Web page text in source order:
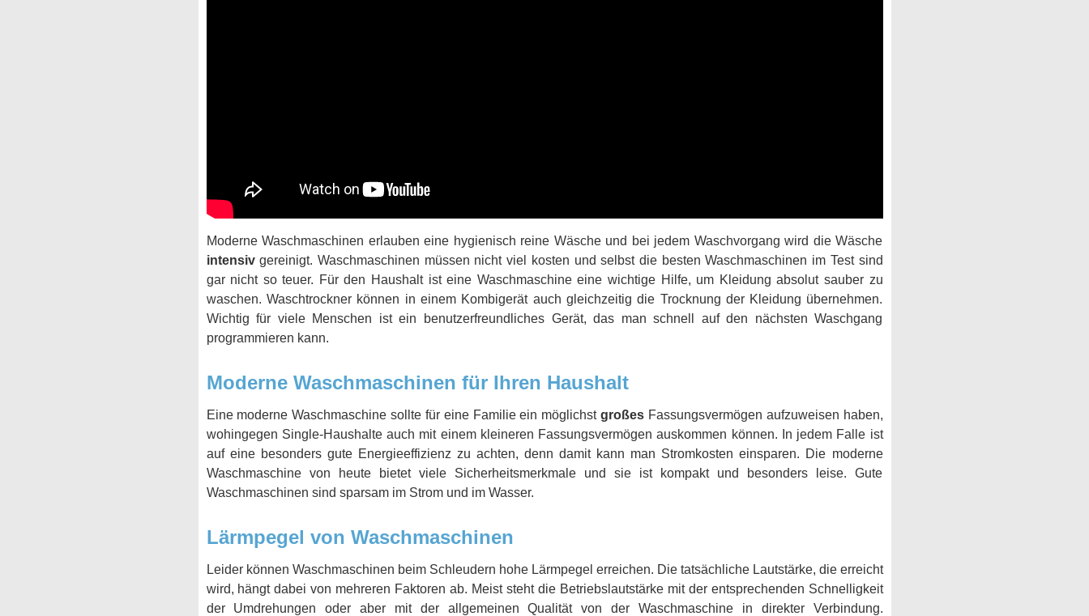
Moderne Waschmaschinen erlauben eine hygienisch reine Wäsche und bei jedem Waschvorgang wird die Wäsche
intensivgereinigt. Waschmaschinen müssen nicht viel kosten und selbst die besten Waschmaschinen im Test sind
gar nicht so teuer. Für den Haushalt ist eine Waschmaschine eine wichtige Hilfe, um Kleidung absolut sauber zu
waschen. Waschtrockner können in einem Kombigerät auch gleichzeitig die Trocknung der Kleidung übernehmen.
Wichtig für viele Menschen ist ein benutzerfreundliches Gerät, das man schnell auf den nächsten Waschgang
programmieren kann.
Moderne Waschmaschinen für Ihren Haushalt
Eine moderne Waschmaschine sollte für eine Familie ein möglichst großes Fassungsvermögen aufzuweisen haben,
wohingegen Single-Haushalte auch mit einem kleineren Fassungsvermögen auskommen können. In jedem Falle ist
auf eine besonders gute Energieeffizienz zu achten, denn damit kann man Stromkosten einsparen. Die moderne
Waschmaschine von heute bietet viele Sicherheitsmerkmale und sie ist kompakt und besonders leise. Gute
Waschmaschinen sind sparsam im Strom und im Wasser.
Lärmpegel von Waschmaschinen
Leider können Waschmaschinen beim Schleudern hohe Lärmpegel erreichen. Die tatsächliche Lautstärke, die erreicht
wird, hängt dabei von mehreren Faktoren ab. Meist steht die Betriebslautstärke mit der entsprechenden Schnelligkeit
der Umdrehungen oder aber mit der allgemeinen Qualität von der Waschmaschine in direkter Verbindung.